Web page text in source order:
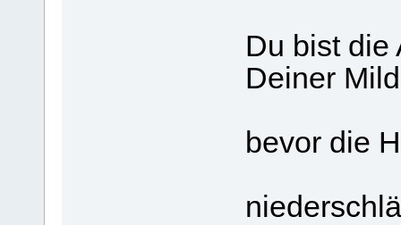
Du bist die
Deiner
bevor die